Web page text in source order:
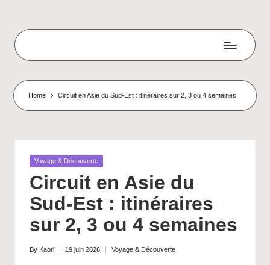
content
K
a
n
M
a
s
t
e
r
Home Circuit en Asie du Sud-Est : itinéraires sur 2, 3 ou 4 semaines
Posted
Voyage & Découverte
Circuit en Asie du
Sud-Est : itinéraires
sur 2, 3 ou 4 semaines
Posted
By Kaori 19 juin 2026
Posted
Voyage & Découverte